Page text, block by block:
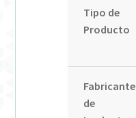
Tipo de
Producto
Fabricante
de